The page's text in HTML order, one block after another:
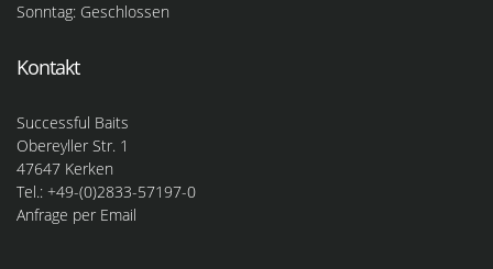
Sonntag: Geschlossen
Kontakt
Successful Baits
Obereyller Str. 1
47647 Kerken
Tel.: +49-(0)2833-57197-0
Anfrage per Email